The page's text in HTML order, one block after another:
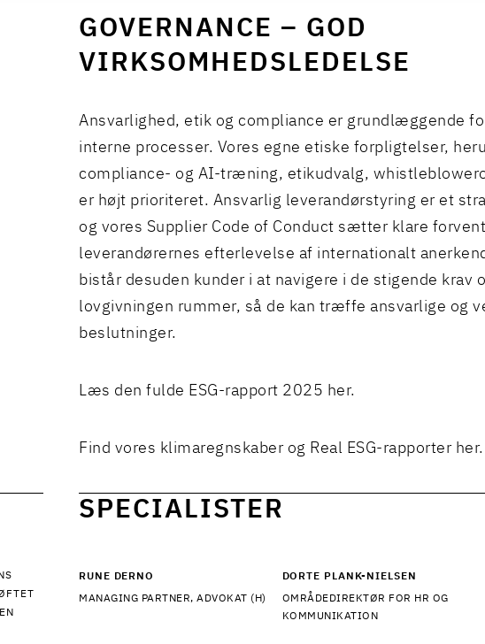
GOVERNANCE – GOD
VIRKSOMHEDSLEDELSE
Ansvarlighed, etik og compliance er grundlæggende
interne processer. Vores egne etiske forpligtelser,
compliance- og AI-træning, etikudvalg,
er højt prioriteret. Ansvarlig leverandørstyring er et
og vores Supplier Code of Conduct sætter klare
leverandørernes efterlevelse af internationalt
bistår desuden kunder i at navigere i de stigende krav
lovgivningen rummer, så de kan træffe ansvarlige og
beslutninger.
Læs den fulde ESG-rapport 2025 her.
Find vores klimaregnskaber og Real ESG-rapporter her.
SPECIALISTER
RUNE DERNO
MANAGING PARTNER, ADVOKAT (H)
DORTE PLANK-NIELSEN
OMRÅDEDIREKTØR FOR HR OG
KOMMUNIKATION